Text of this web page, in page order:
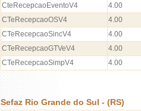
CteRecepcaoEventoV4
4.00
CTeRecepcaoOSV4
4.00
CTeRecepcaoSincV4
4.00
CTeRecepcaoGTVeV4
4.00
CTeRecepcaoSimpV4
4.00
Sefaz Rio Grande do Sul - (RS)